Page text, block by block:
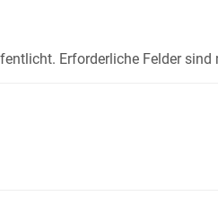
Erforderliche Felder sind